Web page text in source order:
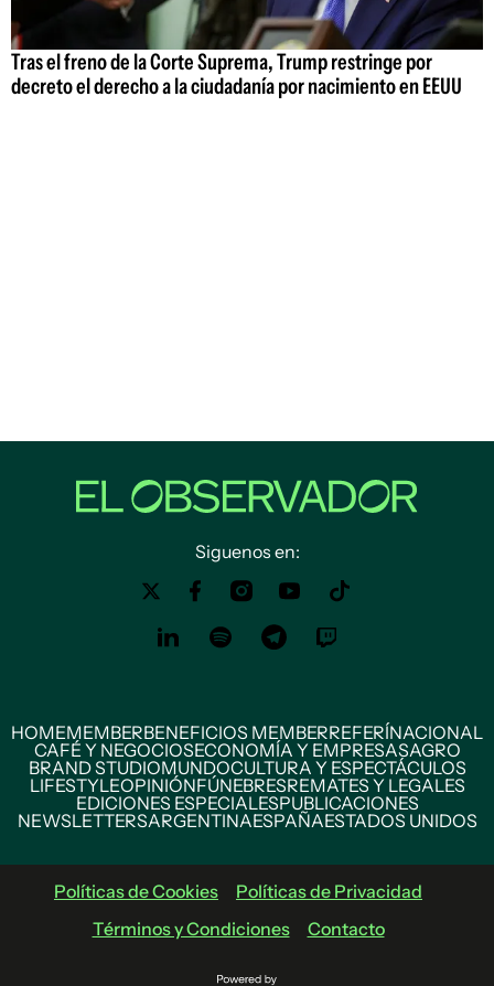
Tras el freno de la Corte Suprema, Trump restringe por
decreto el derecho a la ciudadanía por nacimiento en EEUU
Siguenos en:
HOMEMEMBERBENEFICIOS MEMBERREFERÍNACIONAL
CAFÉ Y NEGOCIOSECONOMÍA Y EMPRESASAGRO
BRAND STUDIOMUNDOCULTURA Y ESPECTÁCULOS
LIFESTYLEOPINIÓNFÚNEBRESREMATES Y LEGALES
EDICIONES ESPECIALESPUBLICACIONES
NEWSLETTERSARGENTINAESPAÑAESTADOS UNIDOS
Políticas de Cookies
Políticas de Privacidad
Términos y Condiciones
Contacto